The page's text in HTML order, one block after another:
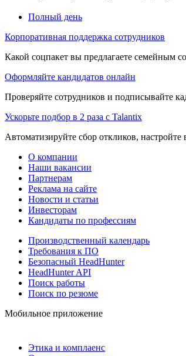
Полный день
Корпоративная поддержка сотрудников
Какой соцпакет вы предлагаете семейным
Оформляйте кандидатов онлайн
Проверяйте сотрудников и подписывайте
Ускорьте подбор в 2 раза с Talantix
Автоматизируйте сбор откликов,
О компании
Наши вакансии
Партнерам
Реклама на сайте
Новости и статьи
Инвесторам
Кандидаты по профессиям
Производственный календарь
Требования к ПО
Безопасный HeadHunter
HeadHunter API
Поиск работы
Поиск по резюме
Мобильное приложение
Этика и комплаенс